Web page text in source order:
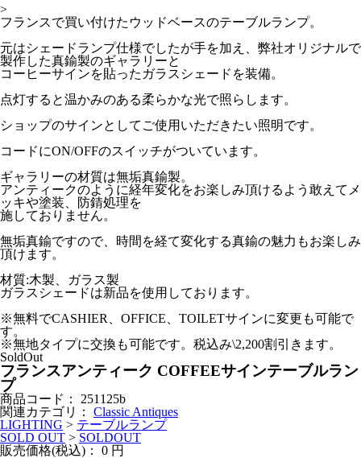
>
フランスで買い付けたウッドベースのテーブルランプ。
元はシェードランプ仕様でしたが手を加え、弊社オリジナルで
製作した真鍮製のギャラリーと
コーヒーサインを貼ったガラスシェードを装備。
点灯すると温かみのある柔らかな光で照らします。
ショップのサインとしてご使用いただきたい照明です。
コードにON/OFFのスイッチがついています。
ギャラリーの材質は無垢真鍮製。
アンティークのように経年変化をお楽しみ頂けるよう敢えてメ
ッキや塗装、防錆処理を
施しておりません。
無垢真鍮ですので、時間を経て変化する真鍮の魅力もお楽しみ
頂けます。
材質:木製、ガラス製
ガラスシェードは新品を使用しております。
※無料でCASHIER、OFFICE、TOILETサインに変更も可能で
す。
※無地タイプに交換も可能です。税込み\2,200割引きます。
SoldOut
フランスアンティーク COFFEEサインテーブルラン
プ
商品コード：
251125b
関連カテゴリ：
Classic Antiques
LIGHTING > テーブルランプ
SOLD OUT > SOLDOUT
販売価格(税込)：
0 円